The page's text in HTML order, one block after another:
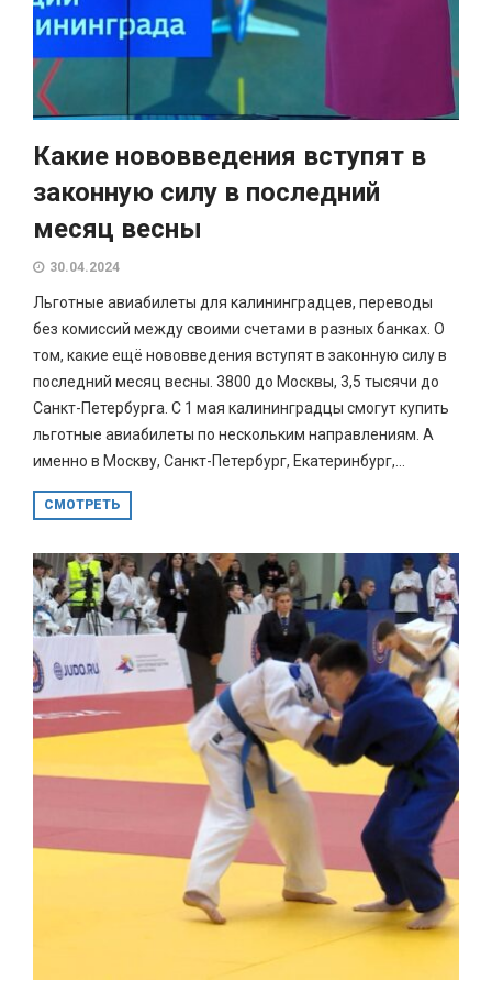
Какие нововведения вступят в
законную силу в последний
месяц весны
30.04.2024
Льготные авиабилеты для калининградцев, переводы
без комиссий между своими счетами в разных банках. О
том, какие ещё нововведения вступят в законную силу в
последний месяц весны. 3800 до Москвы, 3,5 тысячи до
Санкт-Петербурга. С 1 мая калининградцы смогут купить
льготные авиабилеты по нескольким направлениям. А
именно в Москву, Санкт-Петербург, Екатеринбург,...
СМОТРЕТЬ